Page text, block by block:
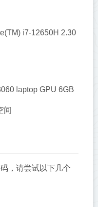
i7-12650H 2.30
laptop GPU 6GB
间
，请尝试以下几个